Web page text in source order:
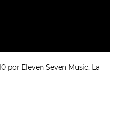
por Eleven Seven Music. La